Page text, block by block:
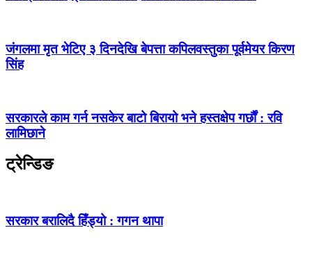
जंगलमा मृत भेटिए ३ दिनदेखि बेपत्ता कपिलवस्तुका पूर्वमेयर किरण
सिंह
सरकारले काम गर्न नसकेर बाटो बिरायो भने हस्तक्षेप गर्छौं : रवि
लामिछाने
ट्रेन्डिङ
सरकार बरालिदै हिँड्यो : गगन थापा